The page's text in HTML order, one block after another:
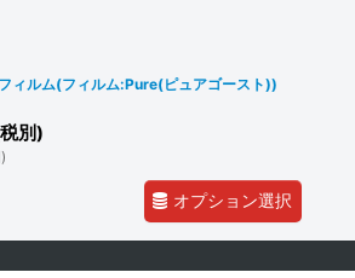
ィルム(フィルム:Pure(ピュアゴースト))
別)
)
オプション選択